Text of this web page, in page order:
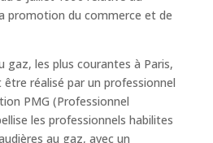
promotion du commerce et de
gaz, les plus courantes à Paris,
être réalisé par un professionnel
PMG (Professionnel
les professionnels habilites
au gaz, avec un